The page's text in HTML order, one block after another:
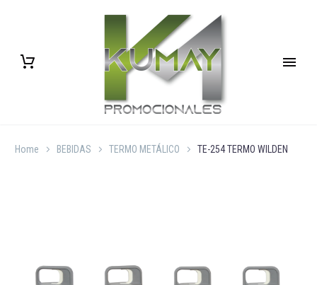
Home BEBIDAS TERMO METÁLICO TE-254 TERMO WILDEN